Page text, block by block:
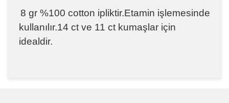
8 gr %100 cotton ipliktir.Etamin işlemesinde
kullanılır.14 ct ve 11 ct kumaşlar için
idealdir.